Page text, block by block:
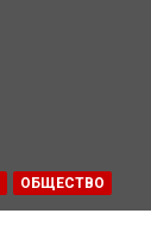
ОБЩЕСТВО